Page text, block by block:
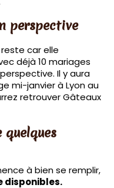
perspective
car elle
déjà 10 mariages
Il y aura
mi-janvier à Lyon au
retrouver Gâteaux
quelques
à bien se remplir,
disponibles.